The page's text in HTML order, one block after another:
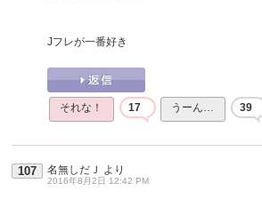
Jフレが一番好き
それな！ 17 うーん… 39
107 名無しだＪ より
2016年8月2日 12:42 PM